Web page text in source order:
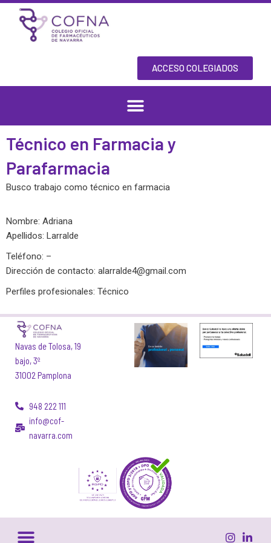
Skip
content
ACCESO COLEGIADOS
Técnico en Farmacia y
Parafarmacia
Busco trabajo como técnico en farmacia
Nombre: Adriana
Apellidos: Larralde
Teléfono: –
Dirección de contacto: alarralde4@gmail.com
Perfiles profesionales: Técnico
Navas de Tolosa, 19
bajo, 3º
31002 Pamplona
948 222 111
info@cof-
navarra.com